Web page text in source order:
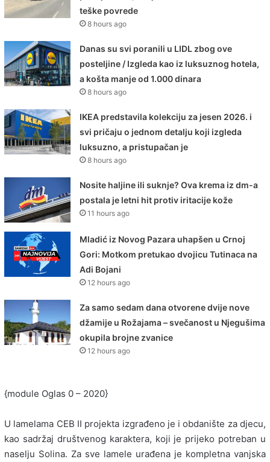
teške povrede
8 hours ago
Danas su svi poranili u LIDL zbog ove
posteljine / Izgleda kao iz luksuznog hotela,
a košta manje od 1.000 dinara
8 hours ago
IKEA predstavila kolekciju za jesen 2026. i
svi pričaju o jednom detalju koji izgleda
luksuzno, a pristupačan je
8 hours ago
Nosite haljine ili suknje? Ova krema iz dm-a
postala je letni hit protiv iritacije kože
11 hours ago
Mladić iz Novog Pazara uhapšen u Crnoj
Gori: Motkom pretukao dvojicu Tutinaca na
Adi Bojani
12 hours ago
Za samo sedam dana otvorene dvije nove
džamije u Rožajama – svečanost u Njegušima
okupila brojne zvanice
12 hours ago
{module Oglas 0 – 2020}
U lamelama CEB II projekta izgrađeno je i obdanište za djecu,
kao sadržaj društvenog karaktera, koji je prijeko potreban u
naselju Solina. Za sve lamele urađena je kompletna vanjska